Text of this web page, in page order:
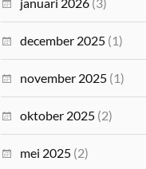
december 2025 (1)
november 2025 (1)
oktober 2025 (2)
mei 2025 (2)